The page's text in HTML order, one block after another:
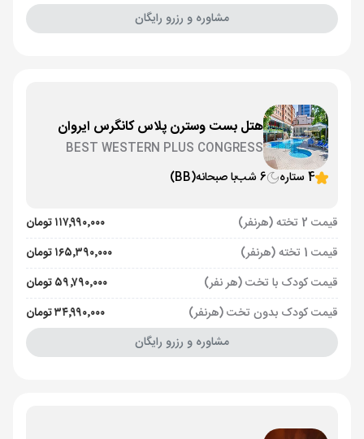
مشاوره و رزرو رایگان
هتل بست وسترن پلاس کانگرس ایروان
BEST WESTERN PLUS CONGRESS
4 ستاره
6 شب با صبحانه(BB)
قیمت 2 تخته (هرنفر)
۱۱۷٬۹۹۰٬۰۰۰ تومان
قیمت 1 تخته (هرنفر)
۱۶۵٬۳۹۰٬۰۰۰ تومان
قیمت کودک با تخت (هر نفر)
۵۹٬۷۹۰٬۰۰۰ تومان
قیمت کودک بدون تخت (هرنفر)
۳۴٬۹۹۰٬۰۰۰ تومان
مشاوره و رزرو رایگان